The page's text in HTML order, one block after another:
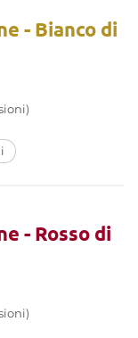
- Bianco di
- Rosso di